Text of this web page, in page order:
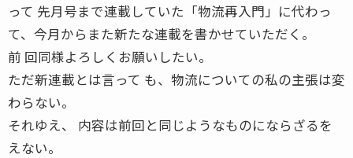
って 先月号まで連載していた「物流再入門」に代わっ
て、今月からまた新たな連載を書かせていただく。
前 回同様よろしくお願いしたい。
ただ新連載とは言って も、物流についての私の主張は変
わらない。
それゆえ、 内容は前回と同じようなものにならざるを
えない。